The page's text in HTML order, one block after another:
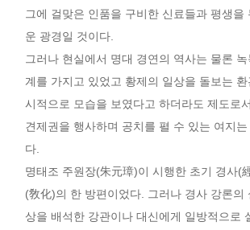
그에 걸맞은 인품을 구비한 신료들과 평생
운 광경일 것이다.
그러나 현실에서 명대 경연의 역사는 물론
계를 가지고 있었고 황제의 일상을 돌보는
시적으로 모습을 보였다고 하더라도 제도로
견제권을 행사하며 공치를 펼 수 있는 여지
다.
명태조 주원장(朱元璋)이 시행한 초기 경사(
(敎化)의 한 방편이었다. 그러나 경사 강론
상을 배석한 강관이나 대신에게 일방적으로